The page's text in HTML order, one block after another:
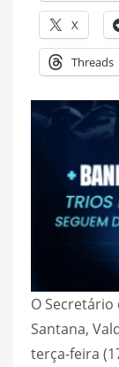
X
Threads
O Secretário
Santana,
terça-feira